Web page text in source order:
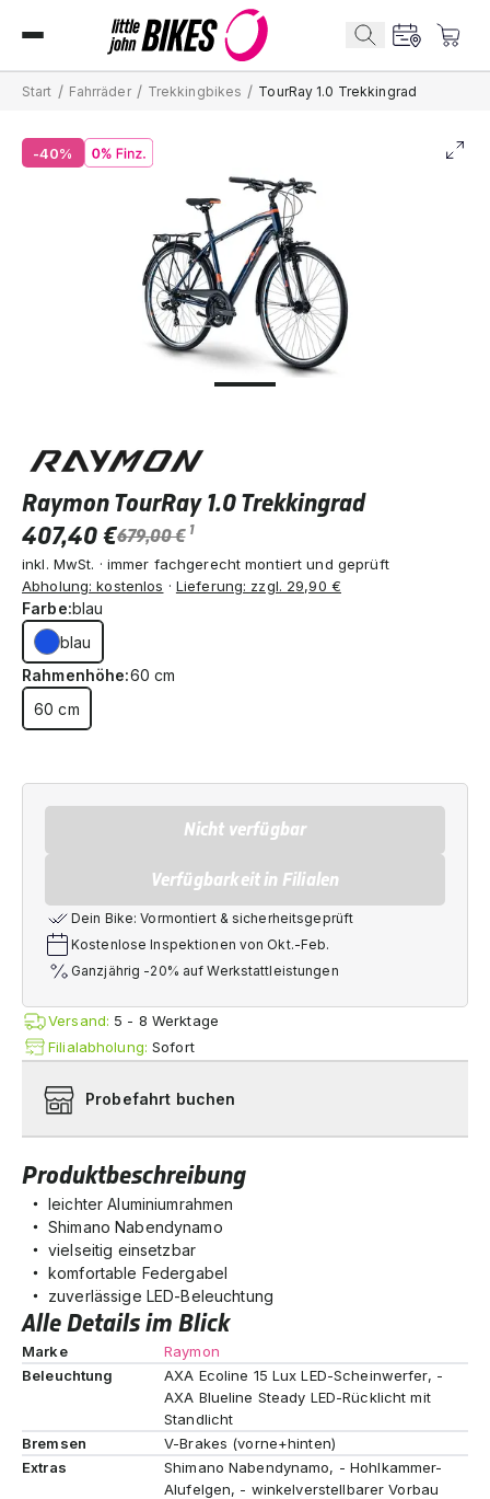
Start / Fahrräder / Trekkingbikes / TourRay 1.0 Trekkingrad
-40%
Produktbeschreibung
leichter Aluminiumrahmen
Shimano Nabendynamo
vielseitig einsetzbar
komfortable Federgabel
zuverlässige LED-Beleuchtung
Alle Details im Blick
Marke
Raymon
Beleuchtung
AXA Ecoline 15 Lux LED-Scheinwerfer, -
AXA Blueline Steady LED-Rücklicht mit
Standlicht
Bremsen
V-Brakes (vorne+hinten)
Extras
Shimano Nabendynamo, - Hohlkammer-
Alufelgen, - winkelverstellbarer Vorbau
Raymon TourRay 1.0 Trekkingrad
407,40 €679,00 € 1
inkl. MwSt. · immer fachgerecht montiert und geprüft
Abholung: kostenlos · Lieferung: zzgl. 29,90 €
Farbe:blau
blau
Rahmenhöhe:60 cm
60 cm
Nicht verfügbar
Verfügbarkeit in Filialen
Dein Bike: Vormontiert & sicherheitsgeprüft
Kostenlose Inspektionen von Okt.-Feb.
Ganzjährig -20% auf Werkstattleistungen
Versand: 5 - 8 Werktage
Filialabholung:Sofort
Probefahrt buchen